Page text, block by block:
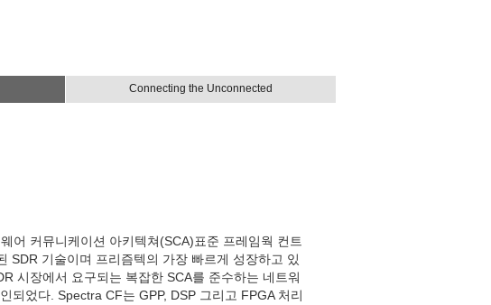
Connecting the Unconnected
어 커뮤니케이션 아키텍쳐(SCA)표준 프레임웍 컨트
SDR 기술이며 프리즘텍의 가장 빠르게 성장하고 있
시장에서 요구되는 복잡한 SCA를 준수하는 네트워
되었다. Spectra CF는 GPP, DSP 그리고 FPGA 처리